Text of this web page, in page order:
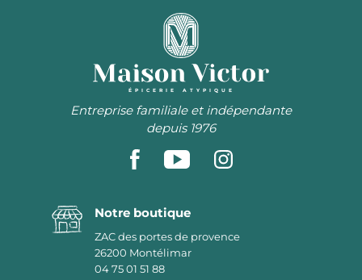
ÉPICERIE ATYPIQUE
Entreprise familiale et indépendante
depuis 1976
Notre boutique
ZAC des portes de provence
26200 Montélimar
04 75 01 51 88